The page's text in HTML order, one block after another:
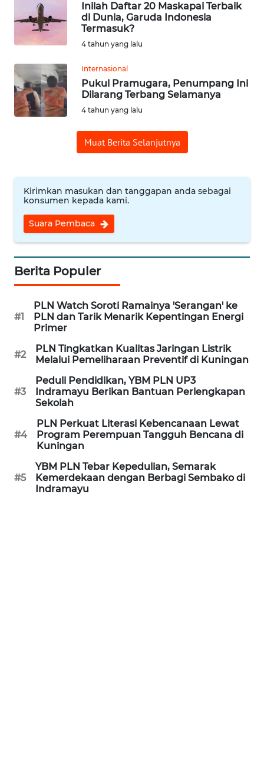
Inilah Daftar 20 Maskapai Terbaik
di Dunia, Garuda Indonesia
Termasuk?
4 tahun yang lalu
Internasional
Pukul Pramugara, Penumpang Ini
Dilarang Terbang Selamanya
4 tahun yang lalu
Muat Berita Selanjutnya
Kirimkan masukan dan tanggapan anda sebagai
konsumen kepada kami.
Suara Pembaca
Berita Populer
#1
PLN Watch Soroti Ramainya 'Serangan' ke
PLN dan Tarik Menarik Kepentingan Energi
Primer
#2
PLN Tingkatkan Kualitas Jaringan Listrik
Melalui Pemeliharaan Preventif di Kuningan
#3
Peduli Pendidikan, YBM PLN UP3
Indramayu Berikan Bantuan Perlengkapan
Sekolah
#4
PLN Perkuat Literasi Kebencanaan Lewat
Program Perempuan Tangguh Bencana di
Kuningan
#5
YBM PLN Tebar Kepedulian, Semarak
Kemerdekaan dengan Berbagi Sembako di
Indramayu
SUMEDANG
WN
WN
KEPULAUAN
SERIBU
BINJAI
WN
WN
INDRAMAYU
WN
KUNINGAN
WN
WN
WN
WN